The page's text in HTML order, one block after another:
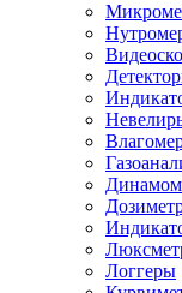
Логгеры